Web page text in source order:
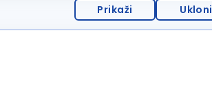
Prikaži Ukloni